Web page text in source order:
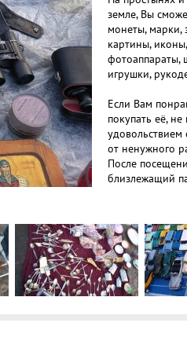
земле, Вы
монеты, марки,
картины,
фотоаппараты,
игрушки,
Если Вам
покупать её,
удовольствием
от ненужного
После
близлежащий
Тинчурина.